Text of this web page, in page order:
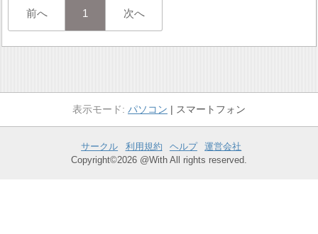
前へ 1 次へ
パソコン スマートフォン
サークル 利用規約 ヘルプ
運営会社
Copyright©2026 @With All rights reserved.